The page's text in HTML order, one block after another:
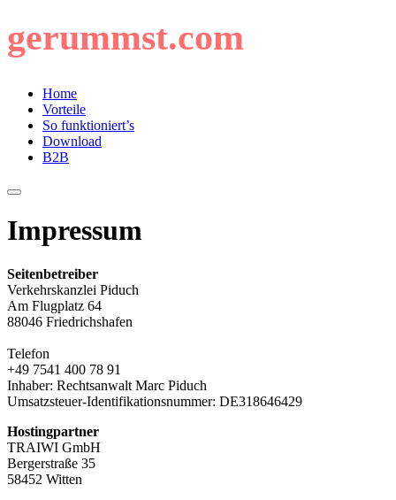
gerummst.com
Home
Vorteile
So funktioniert’s
Download
B2B
Impressum
Seitenbetreiber
Verkehrskanzlei Piduch
Am Flugplatz 64
88046 Friedrichshafen
Telefon
+49 7541 400 78 91
Inhaber: Rechtsanwalt Marc Piduch
Umsatzsteuer-Identifikationsnummer: DE318646429
Hostingpartner
TRAIWI GmbH
Bergerstraße 35
58452 Witten